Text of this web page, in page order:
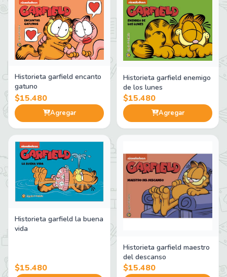
Historieta garfield encanto
gatuno
$15.480
Agregar
Historieta garfield enemigo
de los lunes
$15.480
Agregar
Historieta garfield la buena
vida
$15.480
Historieta garfield maestro
del descanso
$15.480